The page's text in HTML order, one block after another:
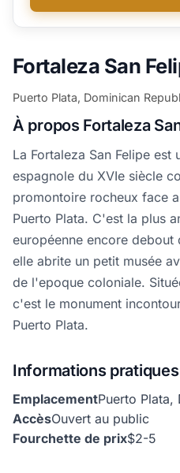
Fortaleza San
Puerto Plata, Dominican
À propos Fortaleza
La Fortaleza San Felipe
espagnole du XVIe siècle
promontoire rocheux face
Puerto Plata. C'est la plus
européenne encore debout
elle abrite un petit musée
de l'epoque coloniale.
c'est le monument
Puerto Plata.
Informations pratiques
EmplacementPuerto Plata,
AccèsOuvert au public
Fourchette de prix$2-5